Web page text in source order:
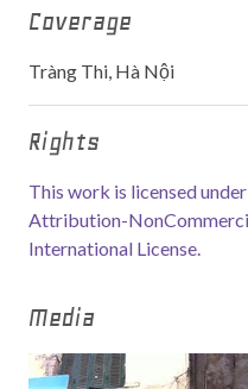
Coverage
Tràng Thi, Hà Nội
Rights
This work is licensed
Attribution-
International License.
Media